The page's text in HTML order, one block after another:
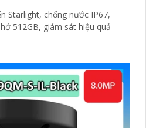
Starlight, chống nước IP67,
512GB, giám sát hiệu quả